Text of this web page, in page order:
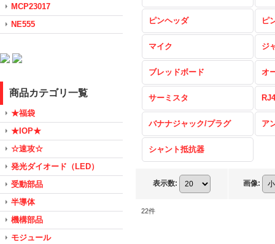
MCP23017
NE555
商品カテゴリ一覧
★福袋
★IOP★
☆速攻☆
発光ダイオード（LED）
受動部品
半導体
機構部品
モジュール
ピンヘッダ ピ
マイク ジ
ブレッドボード オ
サーミスタ
バナナジャック/プラグ ア
シャント抵抗器
表示数: 画像:
22件